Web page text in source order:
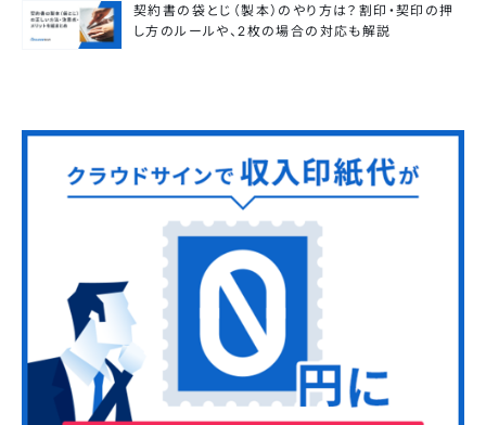
契約書の袋とじ（製本）のやり方は？割印・契印の押
し方のルールや、2枚の場合の対応も解説